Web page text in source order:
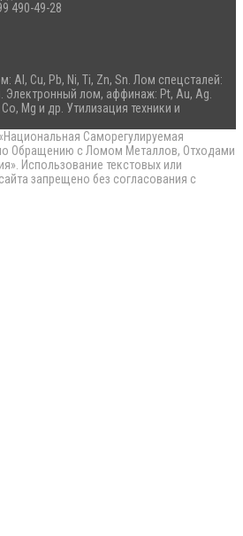
490-49-28
Al, Cu, Pb, Ni, Ti, Zn, Sn. Лом спецсталей:
Электронный лом, аффинаж: Pt, Au, Ag.
Mg и др. Утилизация техники и
Саморегулируемая
Обращению с Ломом Металлов, Отходами
Использование текстовых или
запрещено без согласования с